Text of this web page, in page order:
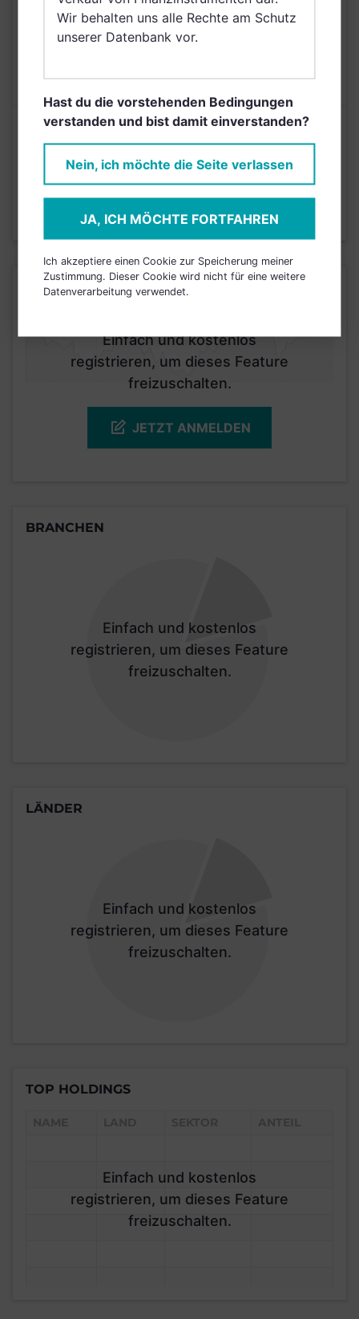
Arabien
AUSGABEAUFSCHLAG 5,00%
KOSTEN
Risikoeinstufung laut Anbieter (KID)
1 2 3 4 5 6 7
Stand 31.08.2025
KURSENTWICKLUNG
Einfach und kostenlos
registrieren, um dieses Feature
freizuschalten.
JETZT ANMELDEN
BRANCHEN
Einfach und kostenlos
registrieren, um dieses Feature
freizuschalten.
LÄNDER
Einfach und kostenlos
registrieren, um dieses Feature
freizuschalten.
TOP HOLDINGS
Einfach und kostenlos
registrieren, um dieses Feature
freizuschalten.
Wir behalten uns alle Rechte am Schutz
unserer Datenbank vor.
Hast du die vorstehenden Bedingungen
verstanden und bist damit einverstanden?
Nein, ich möchte die Seite verlassen
JA, ICH MÖCHTE FORTFAHREN
Ich akzeptiere einen Cookie zur Speicherung meiner
Zustimmung. Dieser Cookie wird nicht für eine weitere
Datenverarbeitung verwendet.